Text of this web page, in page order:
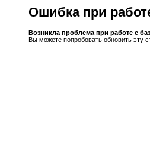
Ошибка при
Возникла проблема при работе с
Вы можете попробовать обновить эту